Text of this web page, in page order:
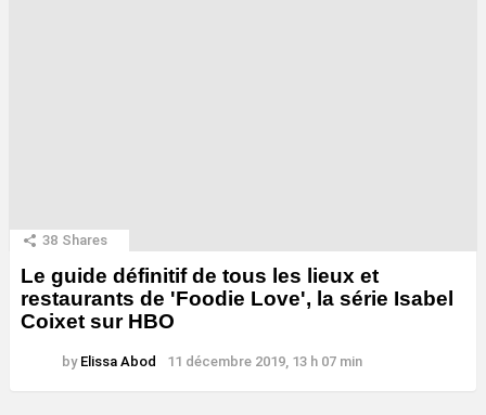
38 Shares
Le guide définitif de tous les lieux et
restaurants de 'Foodie Love', la série Isabel
Coixet sur HBO
by Elissa Abod 11 décembre 2019, 13 h 07 min